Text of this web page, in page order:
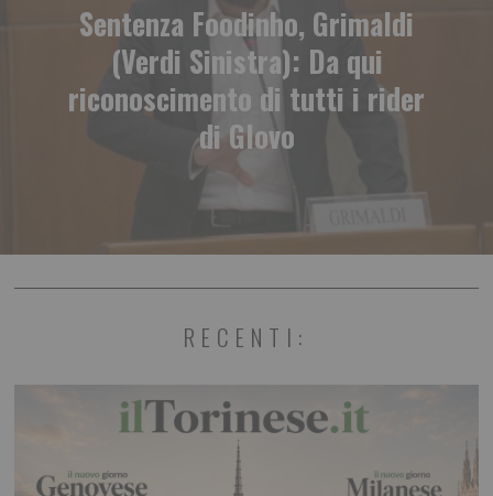
Sentenza Foodinho, Grimaldi
(Verdi Sinistra): Da qui
riconoscimento di tutti i rider
di Glovo
RECENTI: